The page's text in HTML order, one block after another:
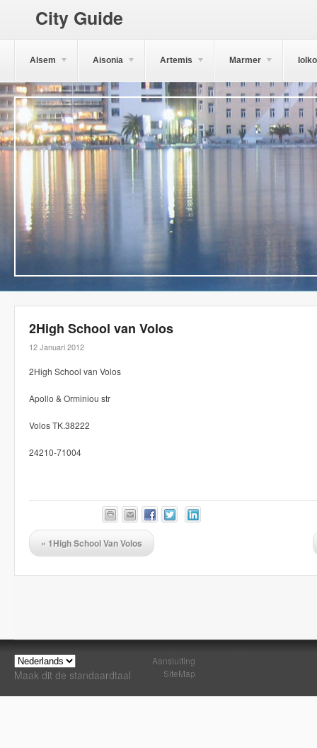
City Guide
Alsem Aisonia Artemis Marmer
2High School van Volos
12 Januari 2012
2High School van Volos
Apollo & Orminiou str
Volos TK.38222
24210-71004
« 1High School Van Volos
Maak dit de standaardtaal
Aansluiting
SiteMap